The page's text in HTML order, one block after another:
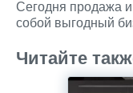
Сегодня продажа
собой выгодный
Читайте